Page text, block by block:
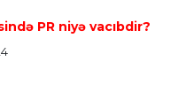
PR niyə vacıbdir?